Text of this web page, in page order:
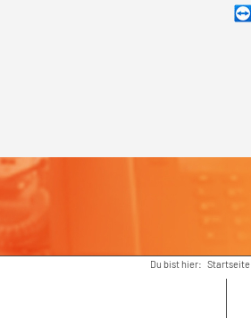
Du bist hier: Startseite